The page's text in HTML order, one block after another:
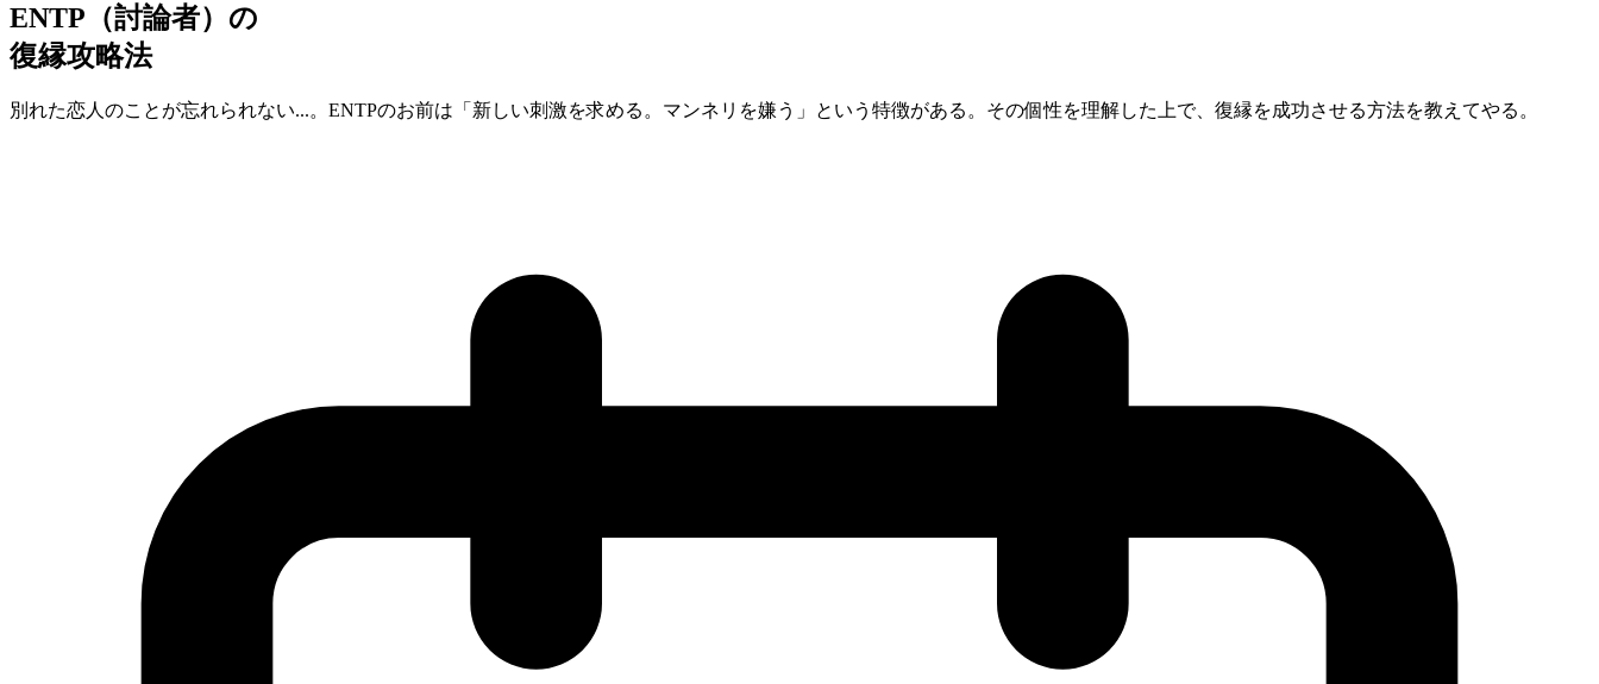
ENTP （討論者）の
復縁攻略法
別れた恋人のことが忘れられない...。ENTPのお前は「新しい刺激を求める。マンネリを嫌う」という特徴がある。その個性を理解した上で、復縁を成功させる方法を教えてやる。